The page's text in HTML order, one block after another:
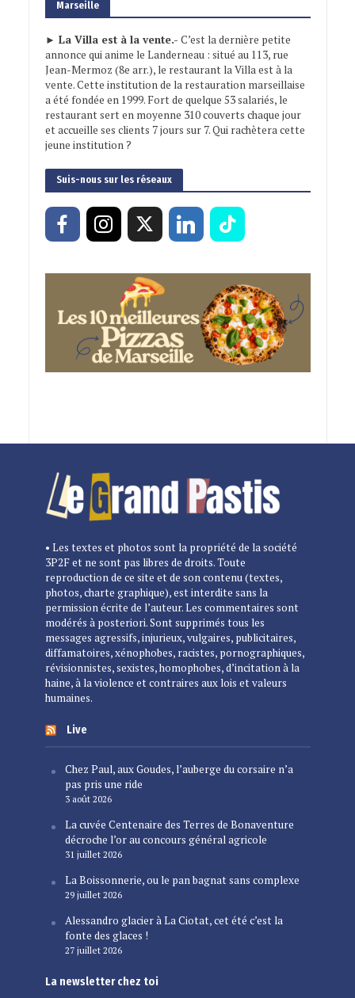
Marseille
► La Villa est à la vente.- C’est la dernière petite
annonce qui anime le Landerneau : situé au 113, rue
Jean-Mermoz (8e arr.), le restaurant la Villa est à la
vente. Cette institution de la restauration marseillaise
a été fondée en 1999. Fort de quelque 53 salariés, le
restaurant sert en moyenne 310 couverts chaque jour
et accueille ses clients 7 jours sur 7. Qui rachètera cette
jeune institution ?
Suis-nous sur les réseaux
• Les textes et photos sont la propriété de la société
3P2F et ne sont pas libres de droits. Toute
reproduction de ce site et de son contenu (textes,
photos, charte graphique), est interdite sans la
permission écrite de l’auteur. Les commentaires sont
modérés à posteriori. Sont supprimés tous les
messages agressifs, injurieux, vulgaires, publicitaires,
diffamatoires, xénophobes, racistes, pornographiques,
révisionnistes, sexistes, homophobes, d’incitation à la
haine, à la violence et contraires aux lois et valeurs
humaines.
Live
Chez Paul, aux Goudes, l’auberge du corsaire n’a
pas pris une ride
3 août 2026
La cuvée Centenaire des Terres de Bonaventure
décroche l’or au concours général agricole
31 juillet 2026
La Boissonnerie, ou le pan bagnat sans complexe
29 juillet 2026
Alessandro glacier à La Ciotat, cet été c’est la
fonte des glaces !
27 juillet 2026
La newsletter chez toi